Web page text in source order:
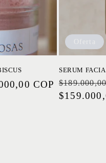
COP
Oferta
SERUM
Precio
habitual